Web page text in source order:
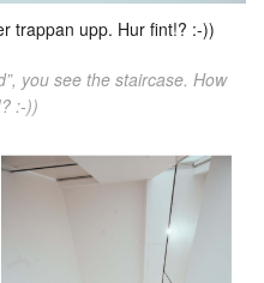
trappan upp. Hur fint!? :-))
you see the staircase. How
:-))